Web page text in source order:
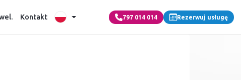
Kontakt 797 014 014 Rezerwuj usługę